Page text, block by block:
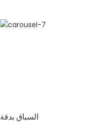
السباق بدقة